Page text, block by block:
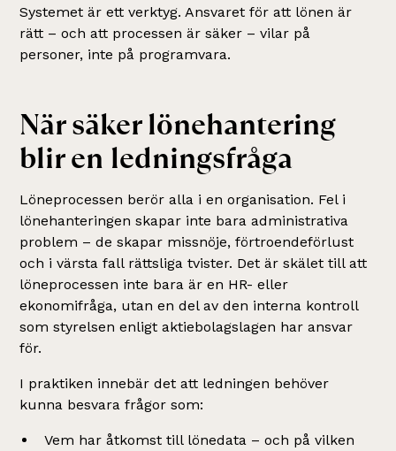
Systemet är ett verktyg. Ansvaret för att lönen är
rätt – och att processen är säker – vilar på
personer, inte på programvara.
När säker lönehantering
blir en ledningsfråga
Löneprocessen berör alla i en organisation. Fel i
lönehanteringen skapar inte bara administrativa
problem – de skapar missnöje, förtroendeförlust
och i värsta fall rättsliga tvister. Det är skälet till att
löneprocessen inte bara är en HR- eller
ekonomifråga, utan en del av den interna kontroll
som styrelsen enligt aktiebolagslagen har ansvar
för.
I praktiken innebär det att ledningen behöver
kunna besvara frågor som:
Vem har åtkomst till lönedata – och på vilken